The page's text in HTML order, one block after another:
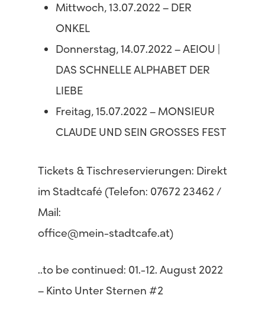
Mittwoch, 13.07.2022 – DER
ONKEL
Donnerstag, 14.07.2022 – AEIOU |
DAS SCHNELLE ALPHABET DER
LIEBE
Freitag, 15.07.2022 – MONSIEUR
CLAUDE UND SEIN GROSSES FEST
Tickets & Tischreservierungen: Direkt
im Stadtcafé (Telefon: 07672 23462 /
Mail:
office@mein-stadtcafe.at)
….to be continued: 01.-12. August 2022
– Kinto Unter Sternen #2